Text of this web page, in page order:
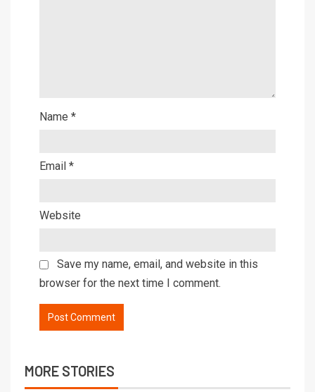
Name *
Email *
Website
Save my name, email, and website in this
browser for the next time I comment.
MORE STORIES